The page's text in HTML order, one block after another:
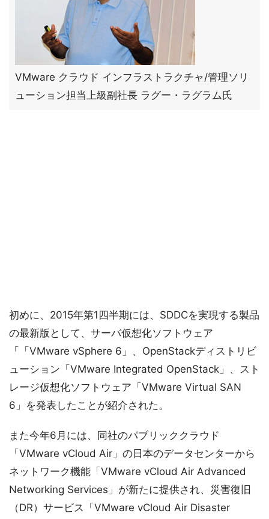
VMware クラウド インフラストラクチャ/管理ソリ
ューション担当上級副社長 ラグー・ラグラム氏
初めに、2015年第1四半期には、SDDCを実現する製品
の最新版として、サーバ仮想化ソフトウェア
「「VMware vSphere 6」、OpenStackディストリビ
ューション「VMware Integrated OpenStack」、スト
レージ仮想化ソフトウェア「VMware Virtual SAN
6」を発表したことが紹介された。
また今年6月には、同社のパブリッククラウド
「VMware vCloud Air」の日本のデータセンターから
ネットワーク機能「VMware vCloud Air Advanced
Networking Services」が新たに提供され、災害復旧
（DR）サービス「VMware vCloud Air Disaster